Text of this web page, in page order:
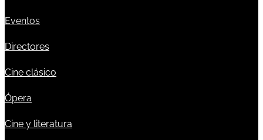
Eventos
Directores
Cine clásico
Ópera
Cine y literatura